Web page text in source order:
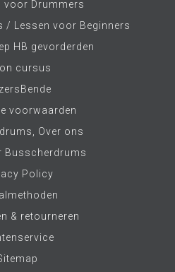
voor Drummers
/ Lessen voor Beginners
HB gevorderden
cursus
voorwaarden
Over ons
Busscherdrums
Policy
& retourneren